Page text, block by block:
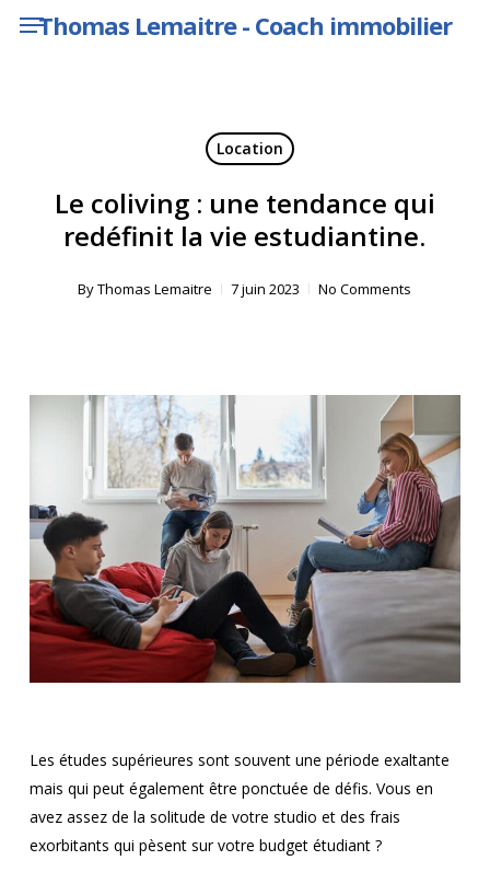
Skip Thomas Lemaitre - Coach immobilier
Menu
Location
Le coliving : une tendance qui
redéfinit la vie estudiantine.
ByThomas Lemaitre 7 juin 2023 No Comments
Les études supérieures sont souvent une période exaltante
mais qui peut également être ponctuée de défis. Vous en
avez assez de la solitude de votre studio et des frais
exorbitants qui pèsent sur votre budget étudiant ?